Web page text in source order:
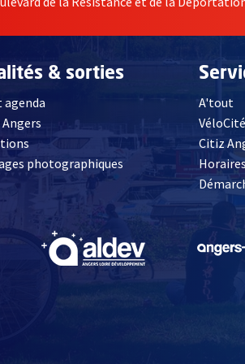
& sorties
agenda
photographiques
une nouvelle fenêtre
A'tout
VéloCité
Citiz
, Ouvre une